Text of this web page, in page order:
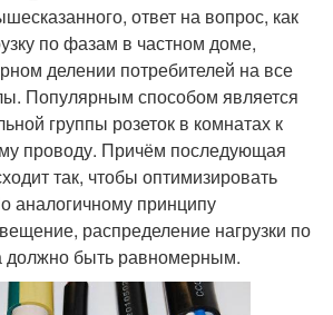
ответ на вопрос, как
по фазам в частном доме,
делении потребителей на все
Популярным способом является
группы розеток в комнатах к
проводу. Причём последующая
так, чтобы оптимизировать
аналогичному принципу
распределение нагрузки по
должно быть равномерным.